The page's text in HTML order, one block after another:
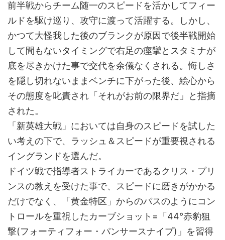
前半戦からチーム随一のスピードを活かしてフィー
ルドを駆け巡り、攻守に渡って活躍する。しかし、
かつて大怪我した後のブランクが原因で後半戦開始
して間もないタイミングで右足の痙攣とスタミナが
底を尽きかけた事で交代を余儀なくされる。悔しさ
を隠し切れないままベンチに下がった後、絵心から
その態度を叱責され「それがお前の限界だ」と指摘
された。
「新英雄大戦」においては自身のスピードを試した
い考えの下で、ラッシュ＆スピードが重要視される
イングランドを選んだ。
ドイツ戦で指導者ストライカーであるクリス・プリ
ンスの教えを受けた事で、スピードに磨きがかかる
だけでなく、「黄金特区」からのパスのようにコン
トロールを重視したカーブショット=「44°赤豹狙
撃(フォーティフォー・パンサースナイプ)」を習得